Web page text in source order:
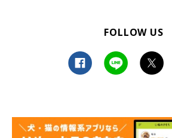
FOLLOW US